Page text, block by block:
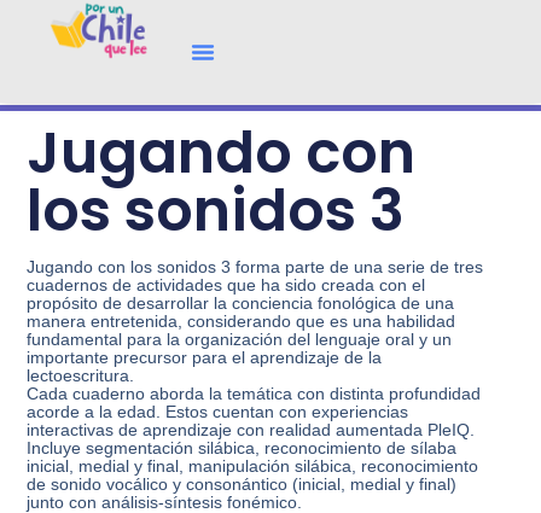
Jugando con
los sonidos 3
Jugando con los sonidos 3 forma parte de una serie de tres
cuadernos de actividades que ha sido creada con el
propósito de desarrollar la conciencia fonológica de una
manera entretenida, considerando que es una habilidad
fundamental para la organización del lenguaje oral y un
importante precursor para el aprendizaje de la
lectoescritura.
Cada cuaderno aborda la temática con distinta profundidad
acorde a la edad. Estos cuentan con experiencias
interactivas de aprendizaje con realidad aumentada PleIQ.
Incluye segmentación silábica, reconocimiento de sílaba
inicial, medial y final, manipulación silábica, reconocimiento
de sonido vocálico y consonántico (inicial, medial y final)
junto con análisis-síntesis fonémico.